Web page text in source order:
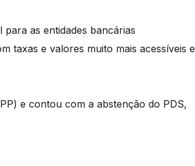
as entidades bancárias
taxas e valores muito mais acessíveis e
e contou com a abstenção do PDS,